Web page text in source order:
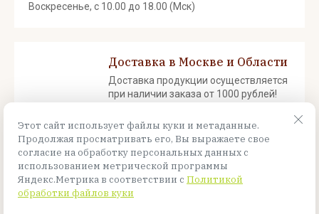
Воскресенье, с 10.00 до 18.00 (Мск)
Доставка в Москве и Области
Доставка продукции осуществляется
при наличии заказа от 1000 рублей!
подъезда! Срок доставки от 1 до 3
рабочих дней.
Назад
Этот сайт использует файлы куки и метаданные.
Продолжая просматривать его, Вы выражаете свое
согласие на обработку персональных данных с
использованием метрической программы
Яндекс.Метрика в соответствии с Политикой
обработки файлов куки